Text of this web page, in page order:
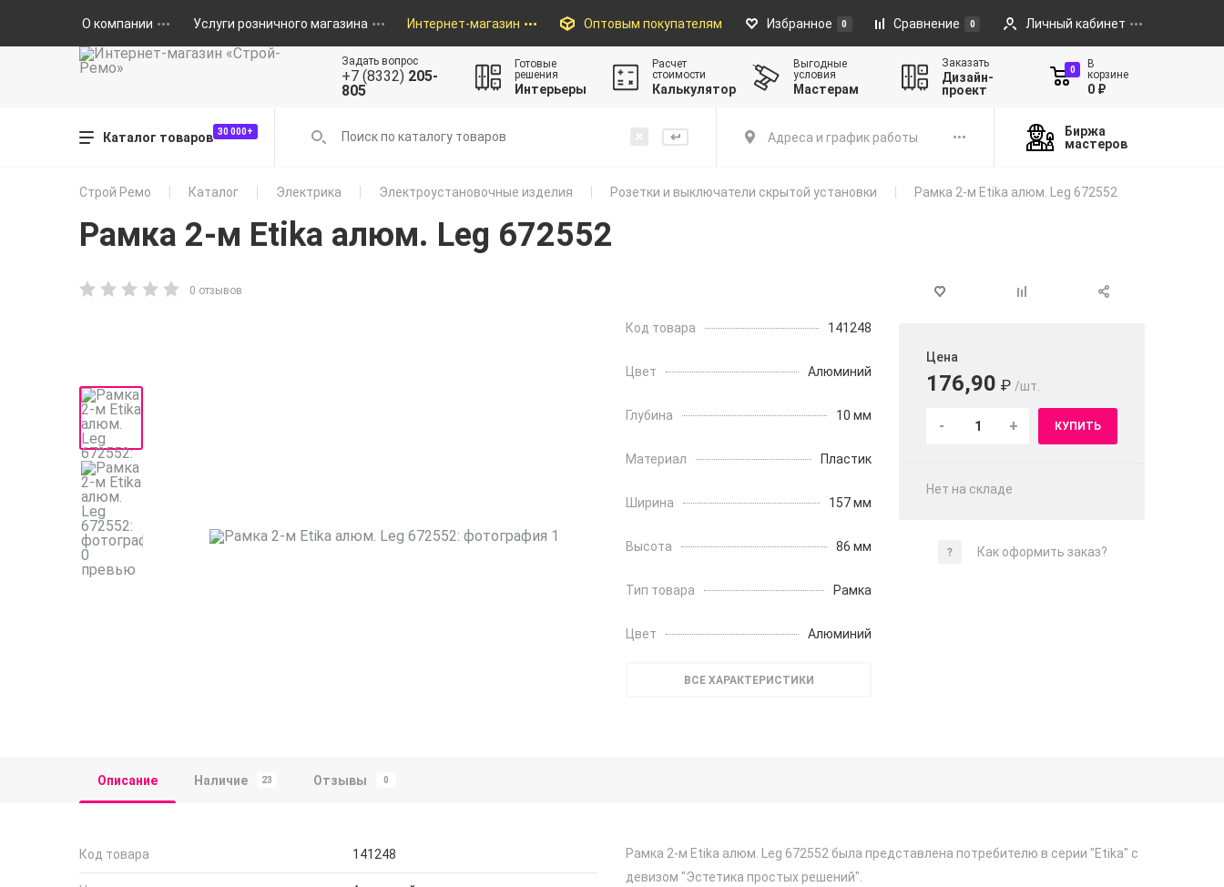
О компании Услуги розничного магазина Интернет-магазин Оптовым покупателям Избранное 0 Сравнение 0 Личный кабинет
Задать вопрос
+7 (8332) 205-
805
Готовые
решения
Интерьеры
Расчет
стоимости
Калькулятор
Выгодные
условия
Мастерам
Заказать
Дизайн-
проект
0
В
корзине
0 ₽
Каталог товаров 30 000+ Адреса и график работы
Биржа
мастеров
Строй Ремо Каталог Электрика Электроустановочные изделия Розетки и выключатели скрытой установки Рамка 2-м Etika алюм. Leg 672552
Рамка 2-м Etika алюм. Leg 672552
0 отзывов
Код товара 141248
Цвет Алюминий
Глубина 10 мм
Материал Пластик
Ширина 157 мм
Высота 86 мм
Тип товара Рамка
Цвет Алюминий
ВСЕ ХАРАКТЕРИСТИКИ
Цена
176,90 ₽ /шт.
- + КУПИТЬ
Нет на складе
Как оформить заказ?
Описание Наличие 23 Отзывы 0
Код товара 141248
Рамка 2-м Etika алюм. Leg 672552 была представлена потребителю в серии "Etika" с
девизом "Эстетика простых решений".